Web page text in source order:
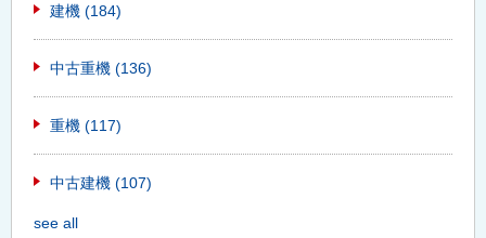
建機 (184)
中古重機 (136)
重機 (117)
中古建機 (107)
see all